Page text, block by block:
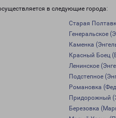
в следующие города:
Старая
Генеральское
Каменка
Красный Боец
Ленинское
Подстепное
Романовка
Придорожный
Березовка